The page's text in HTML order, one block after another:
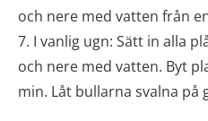
och nere med vatten från
7. I vanlig ugn: Sätt in alla
och nere med vatten. Byt
min. Låt bullarna svalna på